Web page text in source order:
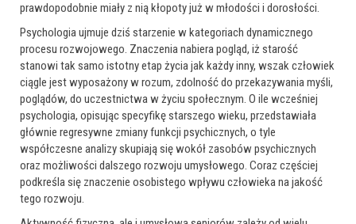
prawdopodobnie miały z nią kłopoty już w młodości i dorosłości.
Psychologia ujmuje dziś starzenie w kategoriach dynamicznego
procesu rozwojowego. Znaczenia nabiera pogląd, iż starość
stanowi tak samo istotny etap życia jak każdy inny, wszak człowiek
ciągle jest wyposażony w rozum, zdolność do przekazywania myśli,
poglądów, do uczestnictwa w życiu społecznym. O ile wcześniej
psychologia, opisując specyfikę starszego wieku, przedstawiała
głównie regresywne zmiany funkcji psychicznych, o tyle
współczesne analizy skupiają się wokół zasobów psychicznych
oraz możliwości dalszego rozwoju umysłowego. Coraz częściej
podkreśla się znaczenie osobistego wpływu człowieka na jakość
tego rozwoju.